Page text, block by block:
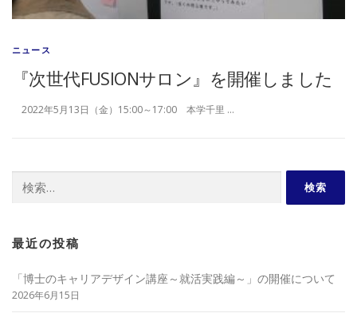
ニュース
『次世代FUSIONサロン』を開催しました
2022年5月13日（金）15:00～17:00 本学千里 …
索:
最近の投稿
「博士のキャリアデザイン講座～就活実践編～」の開催について
2026年6月15日